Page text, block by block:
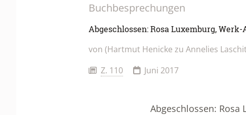
Buchbesprechungen
Abgeschlossen: Rosa Luxemburg,
von (Hartmut Henicke zu Annelies
Z. 110
Juni 2017
Abgeschlossen: Rosa